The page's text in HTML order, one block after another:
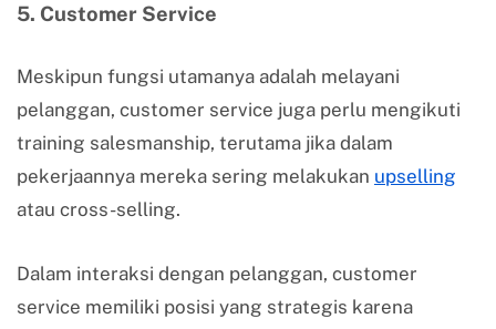
5. Customer Service
Meskipun fungsi utamanya adalah melayani
pelanggan, customer service juga perlu mengikuti
training salesmanship, terutama jika dalam
pekerjaannya mereka sering melakukan upselling
atau cross-selling.
Dalam interaksi dengan pelanggan, customer
service memiliki posisi yang strategis karena